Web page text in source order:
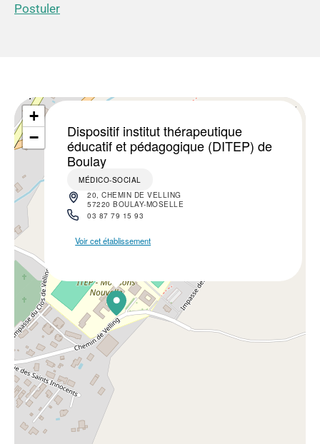
Postuler
Dispositif institut thérapeutique
éducatif et pédagogique (DITEP) de
Boulay
MÉDICO-SOCIAL
20, CHEMIN DE VELLING
57220 BOULAY-MOSELLE
03 87 79 15 93
Voir cet établissement
×
+
−